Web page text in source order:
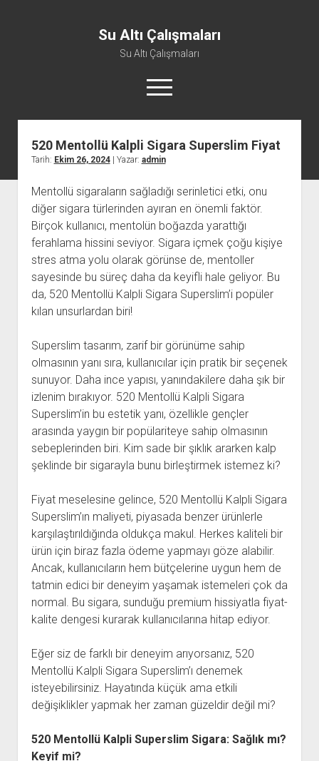
Su Altı Çalışmaları
Su Altı Çalışmaları
menüyü
aç
520 Mentollü Kalpli Sigara Superslim Fiyat
Tarih: Ekim 26, 2024| Yazar: admin
Mentollü sigaraların sağladığı serinletici etki, onu
diğer sigara türlerinden ayıran en önemli faktör.
Birçok kullanıcı, mentolün boğazda yarattığı
ferahlama hissini seviyor. Sigara içmek çoğu kişiye
stres atma yolu olarak görünse de, mentoller
sayesinde bu süreç daha da keyifli hale geliyor. Bu
da, 520 Mentollü Kalpli Sigara Superslim’i popüler
kılan unsurlardan biri!
Superslim tasarım, zarif bir görünüme sahip
olmasının yanı sıra, kullanıcılar için pratik bir seçenek
sunuyor. Daha ince yapısı, yanındakilere daha şık bir
izlenim bırakıyor. 520 Mentollü Kalpli Sigara
Superslim’in bu estetik yanı, özellikle gençler
arasında yaygın bir popülariteye sahip olmasının
sebeplerinden biri. Kim sade bir şıklık ararken kalp
şeklinde bir sigarayla bunu birleştirmek istemez ki?
Fiyat meselesine gelince, 520 Mentollü Kalpli Sigara
Superslim’ın maliyeti, piyasada benzer ürünlerle
karşılaştırıldığında oldukça makul. Herkes kaliteli bir
ürün için biraz fazla ödeme yapmayı göze alabilir.
Ancak, kullanıcıların hem bütçelerine uygun hem de
tatmin edici bir deneyim yaşamak istemeleri çok da
normal. Bu sigara, sunduğu premium hissiyatla fiyat-
kalite dengesi kurarak kullanıcılarına hitap ediyor.
Eğer siz de farklı bir deneyim arıyorsanız, 520
Mentollü Kalpli Sigara Superslim’ı denemek
isteyebilirsiniz. Hayatında küçük ama etkili
değişiklikler yapmak her zaman güzeldir değil mi?
520 Mentollü Kalpli Superslim Sigara: Sağlık mı?
Keyif mi?